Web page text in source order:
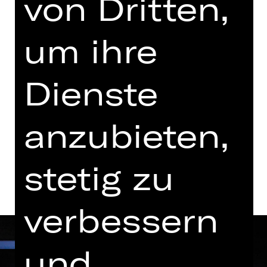
Dienstag, 13.04.2027
19.30 - 22.00 Uhr
Schauspielhaus
Abo W1
Tickets
Termine und Besetzung
um ihre
Dienste
anzubieten,
stetig zu
verbessern